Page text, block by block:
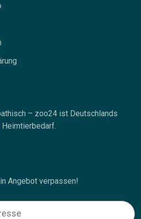
– zoo24 ist Deutschlands
Angebot verpassen!